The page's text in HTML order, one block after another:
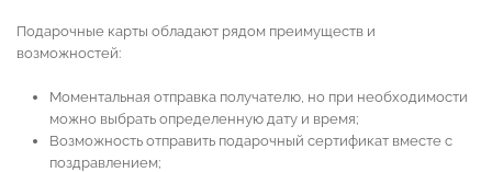
Подарочные карты обладают рядом преимуществ и
возможностей:
Моментальная отправка получателю, но при необходимости
можно выбрать определенную дату и время;
Возможность отправить подарочный сертификат вместе с
поздравлением;